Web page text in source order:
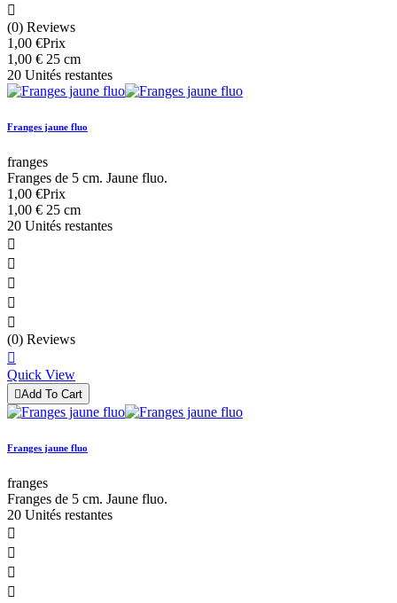

(0) Reviews
1,00 €Prix
1,00 € 25 cm
20 Unités restantes
Franges jaune fluo
franges
Franges de 5 cm. Jaune fluo.
1,00 €Prix
1,00 € 25 cm
20 Unités restantes





(0) Reviews

Quick View
Add To Cart
Franges jaune fluo
franges
Franges de 5 cm. Jaune fluo.
20 Unités restantes



